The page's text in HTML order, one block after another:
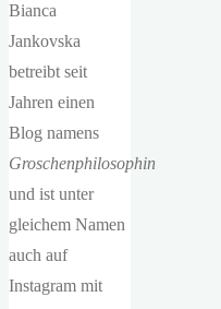
Bianca
Jankovska
betreibt seit
Jahren einen
Blog namens
Groschenphilosophin
und ist unter
gleichem Namen
auch auf
Instagram mit